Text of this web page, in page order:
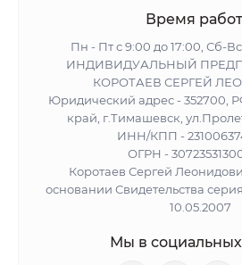
Время
Пн - Пт с 9:00 до 17:00, Сб-
ИНДИВИДУАЛЬНЫЙ
КОРОТАЕВ СЕРГЕЙ
Юридический адрес - 352700,
край, г.Тимашевск,
ИНН/КПП -
ОГРН -
Коротаев Сергей
основании Свидетельства
10.05.2007
Мы в социальных